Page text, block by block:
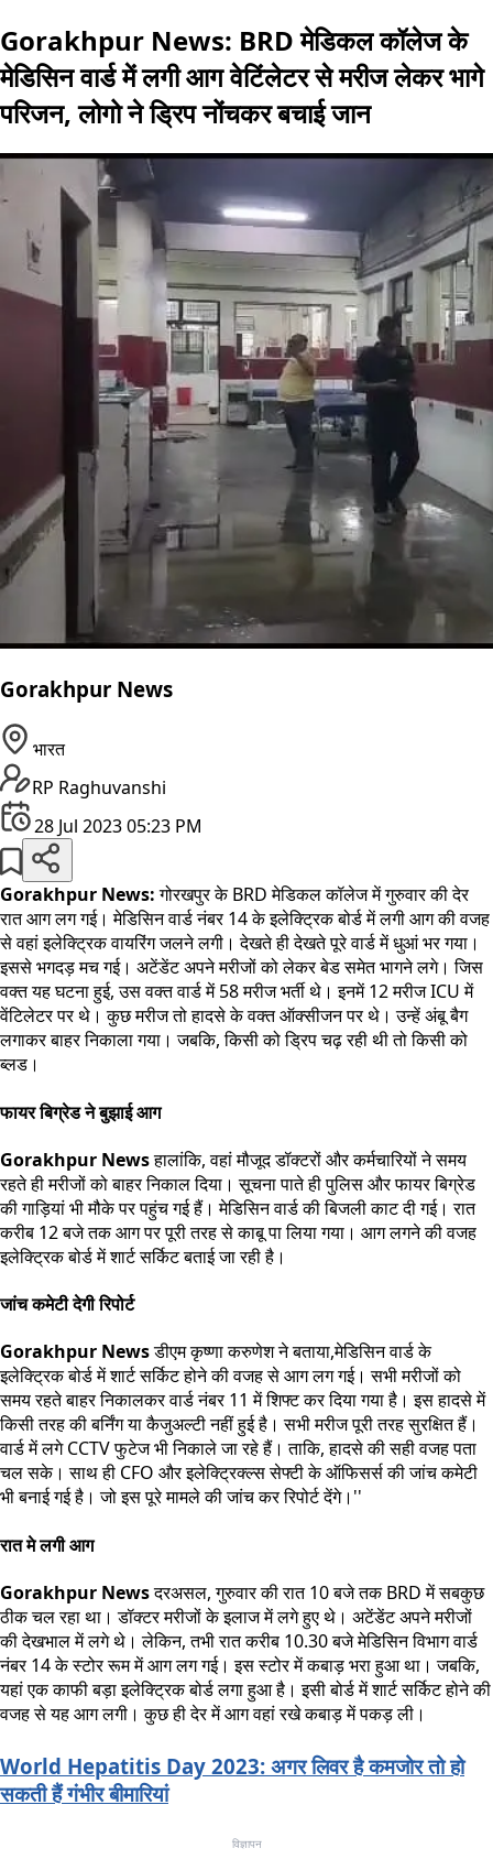
Gorakhpur News: BRD मेडिकल कॉलेज के
मेडिसिन वार्ड में लगी आग वेटिंलेटर से मरीज लेकर भागे
परिजन, लोगो ने ड्रिप नोंचकर बचाई जान
Gorakhpur News
भारत
RP Raghuvanshi
28 Jul 2023 05:23 PM
Gorakhpur News:गोरखपुर के BRD मेडिकल कॉलेज में गुरुवार की देर
रात आग लग गई। मेडिसिन वार्ड नंबर 14 के इलेक्ट्रिक बोर्ड में लगी आग की वजह
से वहां इलेक्ट्रिक वायरिंग जलने लगी। देखते ही देखते पूरे वार्ड में धुआं भर गया।
इससे भगदड़ मच गई। अटेंडेंट अपने मरीजों को लेकर बेड समेत भागने लगे। जिस
वक्त यह घटना हुई, उस वक्त वार्ड में 58 मरीज भर्ती थे। इनमें 12 मरीज ICU में
वेंटिलेटर पर थे। कुछ मरीज तो हादसे के वक्त ऑक्सीजन पर थे। उन्हें अंबू बैग
लगाकर बाहर निकाला गया। जबकि, किसी को ड्रिप चढ़ रही थी तो किसी को
ब्लड।
फायर बिग्रेड ने बुझाई आग
Gorakhpur Newsहालांकि, वहां मौजूद डॉक्टरों और कर्मचारियों ने समय
रहते ही मरीजों को बाहर निकाल दिया। सूचना पाते ही पुलिस और फायर बिग्रेड
की गाड़ियां भी मौके पर पहुंच गई हैं। मेडिसिन वार्ड की बिजली काट दी गई। रात
करीब 12 बजे तक आग पर पूरी तरह से काबू पा लिया गया। आग लगने की वजह
इलेक्ट्रिक बोर्ड में शार्ट सर्किट बताई जा रही है।
जांच कमेटी देगी रिपोर्ट
Gorakhpur Newsडीएम कृष्णा करुणेश ने बताया,मेडिसिन वार्ड के
इलेक्ट्रिक बोर्ड में शार्ट सर्किट होने की वजह से आग लग गई। सभी मरीजों को
समय रहते बाहर निकालकर वार्ड नंबर 11 में शिफ्ट कर दिया गया है। इस हादसे में
किसी तरह की बर्निंग या कैजुअल्टी नहीं हुई है। सभी मरीज पूरी तरह सुरक्षित हैं।
वार्ड में लगे CCTV फुटेज भी निकाले जा रहे हैं। ताकि, हादसे की सही वजह पता
चल सके। साथ ही CFO और इलेक्ट्रिक्ल्स सेफ्टी के ऑफिसर्स की जांच कमेटी
भी बनाई गई है। जो इस पूरे मामले की जांच कर रिपोर्ट देंगे।''
रात मे लगी आग
Gorakhpur Newsदरअसल, गुरुवार की रात 10 बजे तक BRD में सबकुछ
ठीक चल रहा था। डॉक्टर मरीजों के इलाज में लगे हुए थे। अटेंडेंट अपने मरीजों
की देखभाल में लगे थे। लेकिन, तभी रात करीब 10.30 बजे मेडिसिन विभाग वार्ड
नंबर 14 के स्टोर रूम में आग लग गई। इस स्टोर में कबाड़ भरा हुआ था। जबकि,
यहां एक काफी बड़ा इलेक्ट्रिक बोर्ड लगा हुआ है। इसी बोर्ड में शार्ट सर्किट होने की
वजह से यह आग लगी। कुछ ही देर में आग वहां रखे कबाड़ में पकड़ ली।
World Hepatitis Day 2023: अगर लिवर है कमजोर तो हो
सकती हैं गंभीर बीमारियां
विज्ञापन